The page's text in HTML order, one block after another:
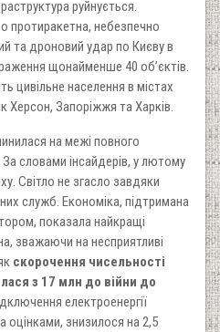
руйнується.
протиракетна, небезпечно
та дроновий удар по Києву в
щонайменше 40 об’єктів.
цивільне населення в містах
Херсон, Запоріжжя та Харків.
на межі повного
словами інсайдерів, у лютому
Світло не згасло завдяки
служб. Економіка, підтримана
показала найкращі
зважаючи на несприятливі
скорочення чисельності
з 17 млн до війни до
електроенергії
оцінками, знизилося на 2,5